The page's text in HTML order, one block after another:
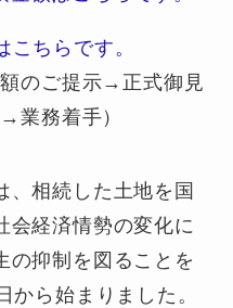
こちらです。
のご提示→正式御見
業務着手）
、相続した土地を国
会経済情勢の変化に
の抑制を図ることを
から始まりました。